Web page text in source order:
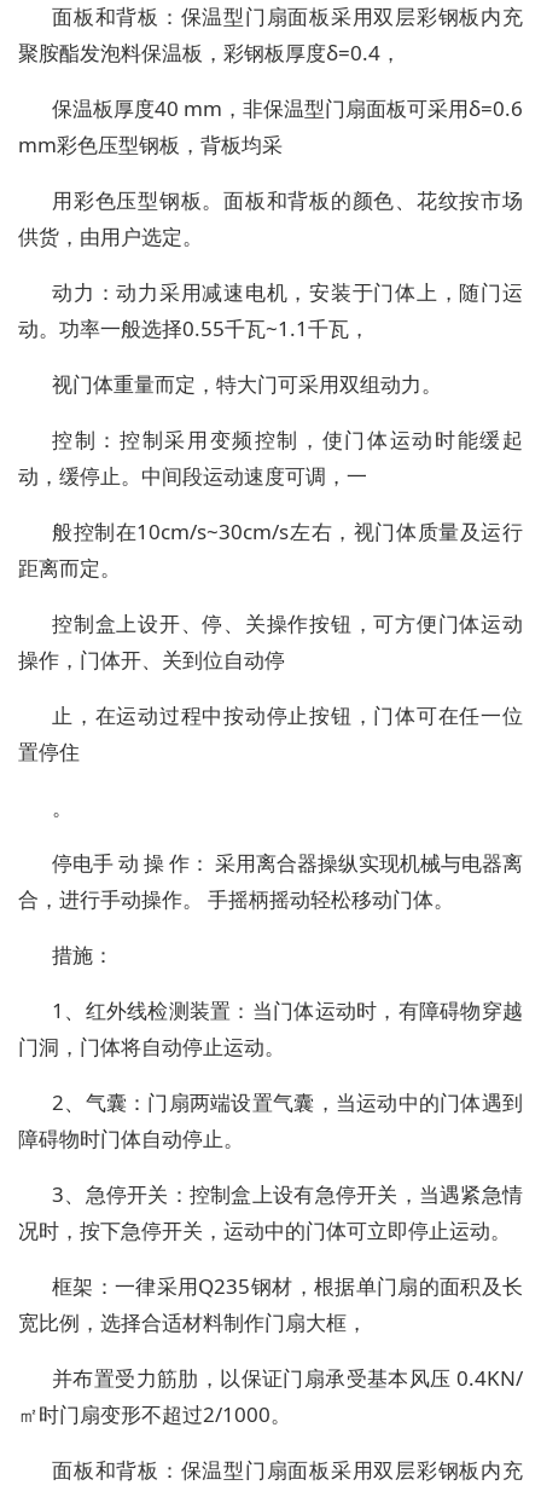
面板和背板：保温型门扇面板采用双层彩钢板内充
聚胺酯发泡料保温板，彩钢板厚度δ=0.4，
保温板厚度40 mm，非保温型门扇面板可采用δ=0.6
mm彩色压型钢板，背板均采
用彩色压型钢板。面板和背板的颜色、花纹按市场
供货，由用户选定。
动力：动力采用减速电机，安装于门体上，随门运
动。功率一般选择0.55千瓦~1.1千瓦，
视门体重量而定，特大门可采用双组动力。
控制：控制采用变频控制，使门体运动时能缓起
动，缓停止。中间段运动速度可调，一
般控制在10cm/s~30cm/s左右，视门体质量及运行
距离而定。
控制盒上设开、停、关操作按钮，可方便门体运动
操作，门体开、关到位自动停
止，在运动过程中按动停止按钮，门体可在任一位
置停住
。
停电手 动 操 作： 采用离合器操纵实现机械与电器离
合，进行手动操作。 手摇柄摇动轻松移动门体。
措施：
1、红外线检测装置：当门体运动时，有障碍物穿越
门洞，门体将自动停止运动。
2、气囊：门扇两端设置气囊，当运动中的门体遇到
障碍物时门体自动停止。
3、急停开关：控制盒上设有急停开关，当遇紧急情
况时，按下急停开关，运动中的门体可立即停止运动。
框架：一律采用Q235钢材，根据单门扇的面积及长
宽比例，选择合适材料制作门扇大框，
并布置受力筋肋，以保证门扇承受基本风压 0.4KN/
㎡时门扇变形不超过2/1000。
面板和背板：保温型门扇面板采用双层彩钢板内充